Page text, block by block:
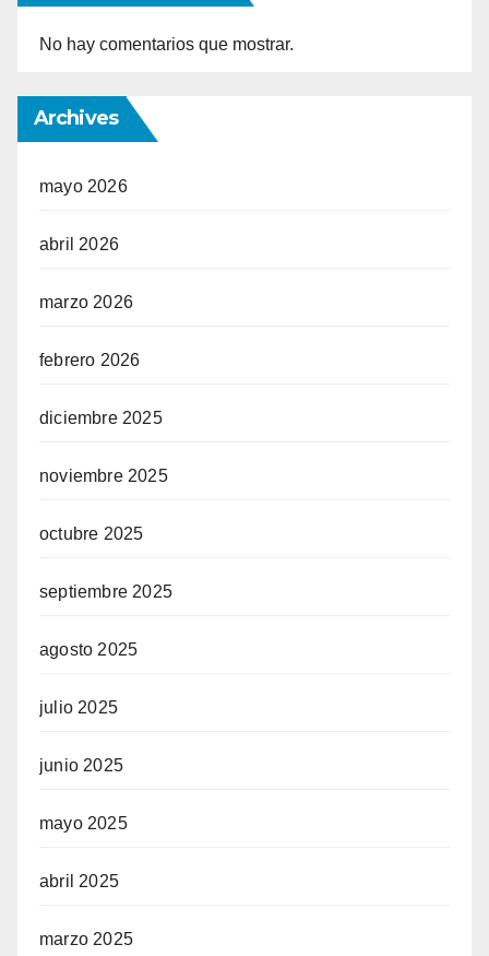
No hay comentarios que mostrar.
Archives
mayo 2026
abril 2026
marzo 2026
febrero 2026
diciembre 2025
noviembre 2025
octubre 2025
septiembre 2025
agosto 2025
julio 2025
junio 2025
mayo 2025
abril 2025
marzo 2025